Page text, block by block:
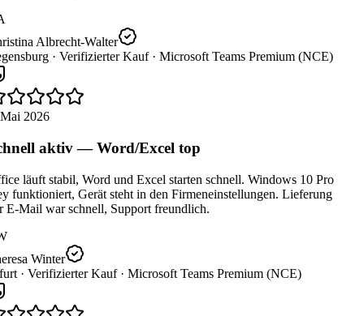
Albrecht-Walter
· Verifizierter Kauf · Microsoft Teams Premium (NCE)
2026
aktiv — Word/Excel top
läuft stabil, Word und Excel starten schnell. Windows 10 Pro
funktioniert, Gerät steht in den Firmeneinstellungen. Lieferung
E-Mail war schnell, Support freundlich.
Winter
· Verifizierter Kauf · Microsoft Teams Premium (NCE)